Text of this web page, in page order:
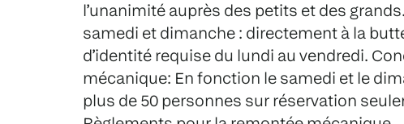
l’unanimité auprès des petits et des
samedi et dimanche : directement à la
d’identité requise du lundi au vendredi.
mécanique: En fonction le samedi et le
plus de 50 personnes sur réservation